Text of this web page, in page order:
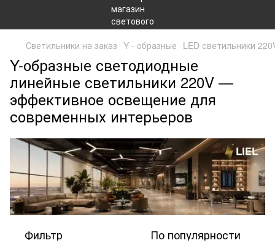
Светильники на заказ Y - образные LED светильники
Y-образные светодиодные
линейные светильники 220V —
эффективное освещение для
современных интерьеров
Фильтр По популярности